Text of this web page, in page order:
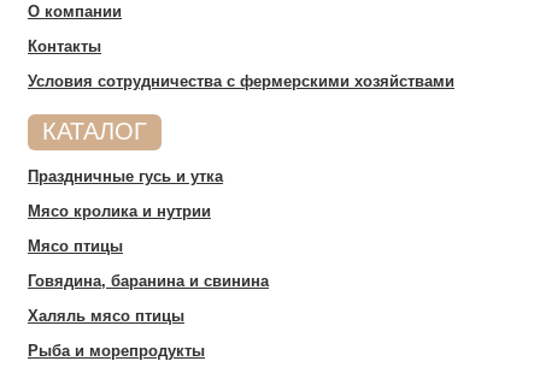
О компании
Контакты
Условия сотрудничества c фермерскими хозяйствами
КАТАЛОГ
Праздничные гусь и утка
Мясо кролика и нутрии
Мясо птицы
Говядина, баранина и свинина
Халяль мясо птицы
Рыба и морепродукты